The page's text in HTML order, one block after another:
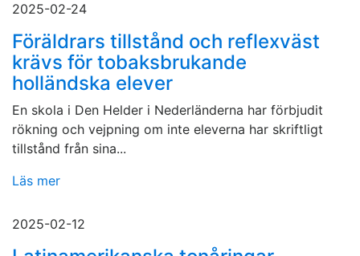
2025-02-24
Föräldrars tillstånd och reflexväst
krävs för tobaksbrukande
holländska elever
En skola i Den Helder i Nederländerna har förbjudit
rökning och vejpning om inte eleverna har skriftligt
tillstånd från sina...
Läs mer
2025-02-12